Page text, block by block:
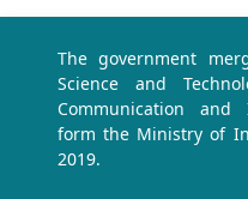
The government
Science and
Communication and
form the Ministry of
2019.